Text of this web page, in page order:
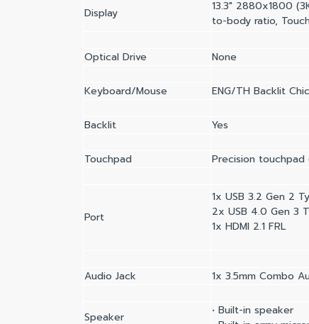
Display
13.3" 2880x1800
to-body ratio,
Optical Drive None
Keyboard/Mouse ENG/TH Backlit
Backlit Yes
Touchpad Precision touchpad
Port
1x USB 3.2 Gen 2
2x USB 4.0 Gen 3
1x HDMI 2.1 FRL
Audio Jack 1x 3.5mm Combo
Speaker
• Built-in speaker